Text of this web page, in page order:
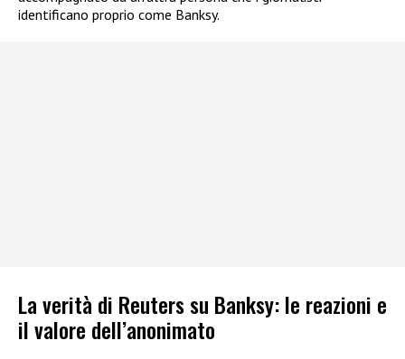
identificano proprio come Banksy.
La verità di Reuters su Banksy: le reazioni e
il valore dell’anonimato